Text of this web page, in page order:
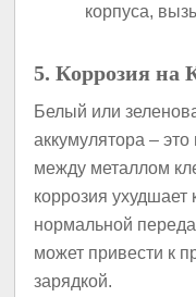
корпуса,
5. Коррозия на
Белый или
аккумулятора –
между металлом
коррозия ухудшает
нормальной
может привести к
зарядкой.